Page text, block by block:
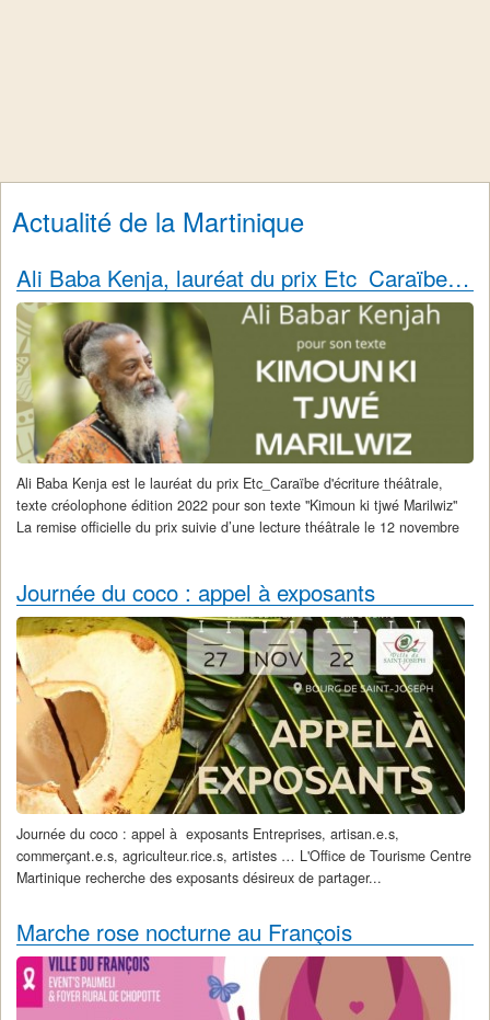
Actualité de la Martinique
Ali Baba Kenja, lauréat du prix Etc_Caraïbe d'écriture théâtrale, texte créolophone
Ali Baba Kenja est le lauréat du prix Etc_Caraïbe d'écriture théâtrale,
texte créolophone édition 2022 pour son texte "Kimoun ki tjwé Marilwiz"
La remise officielle du prix suivie d’une lecture théâtrale le 12 novembre
Journée du coco : appel à exposants
Journée du coco : appel à exposants Entreprises, artisan.e.s,
commerçant.e.s, agriculteur.rice.s, artistes … L'Office de Tourisme Centre
Martinique recherche des exposants désireux de partager...
Marche rose nocturne au François